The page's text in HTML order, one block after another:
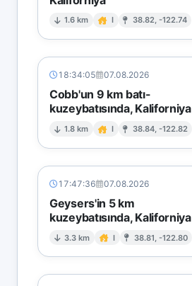
1.6 km I 38.82, -122.74
18:34:05 07.08.2026
Cobb'un 9 km batı-
kuzeybatısında, Kaliforniya
1.8 km I 38.84, -122.82
17:47:36 07.08.2026
Geysers'in 5 km
kuzeybatısında, Kaliforniya
3.3 km I 38.81, -122.80